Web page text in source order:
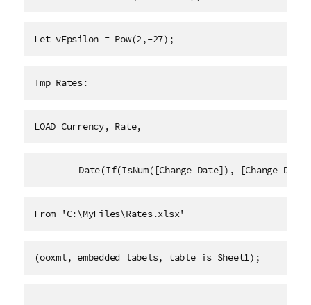
Let vEpsilon = Pow(2,-27);
Tmp_Rates:
LOAD Currency, Rate,
Date(If(IsNum([Change Date]), [Change
From 'C:\MyFiles\Rates.xlsx'
(ooxml, embedded labels, table is Sheet1);